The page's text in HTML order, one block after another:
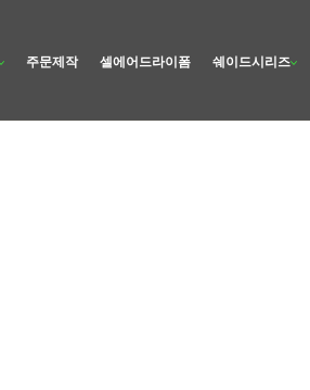
주문제작 셀에어드라이폼 쉐이드시리즈